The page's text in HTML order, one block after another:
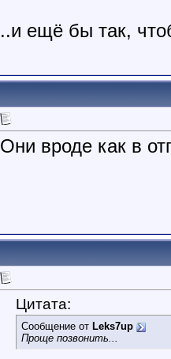
..и ещё бы так,
Они вроде как в
Цитата:
Сообщение от Leks7up
Проще позвонить...